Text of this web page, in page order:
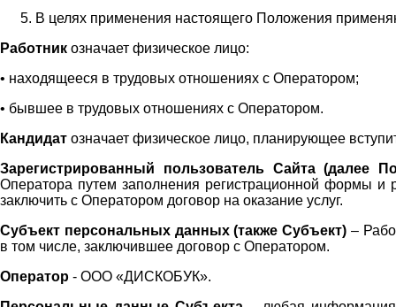
В целях применения настоящего Положения
Работник означает физическое лицо:
• находящееся в трудовых отношениях с Оператором;
• бывшее в трудовых отношениях с Оператором.
Кандидат означает физическое лицо, планирующее
Зарегистрированный пользователь Сайта (далее
Оператора путем заполнения регистрационной формы и
заключить с Оператором договор на оказание услуг.
Субъект персональных данных (также Субъект) –
в том числе, заключившее договор с Оператором.
Оператор - ООО «ДИСКОБУК».